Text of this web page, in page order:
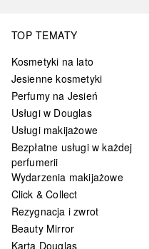
TOP TEMATY
Kosmetyki na lato
Jesienne kosmetyki
Perfumy na Jesień
Usługi w Douglas
Usługi makijażowe
Bezpłatne usługi w każdej
perfumerii
Wydarzenia makijażowe
Click & Collect
Rezygnacja i zwrot
Beauty Mirror
Karta Douglas